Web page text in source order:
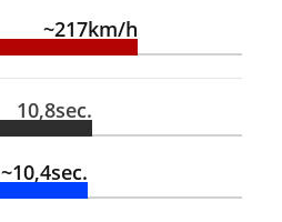
~217km/h
10,8sec.
~10,4sec.